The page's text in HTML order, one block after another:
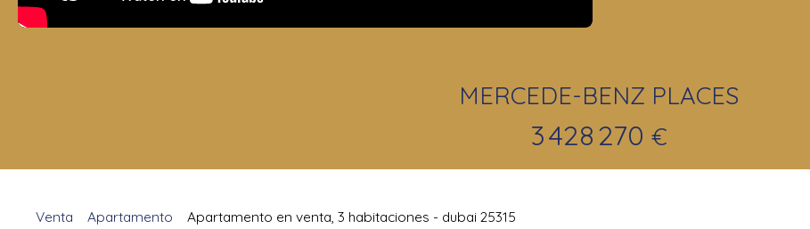
MERCEDE-BENZ PLACES
3 428 270 €
Venta Apartamento Apartamento en venta, 3 habitaciones - dubai 25315